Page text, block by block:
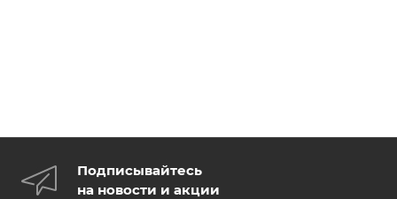
Подписывайтесь
на новости и акции